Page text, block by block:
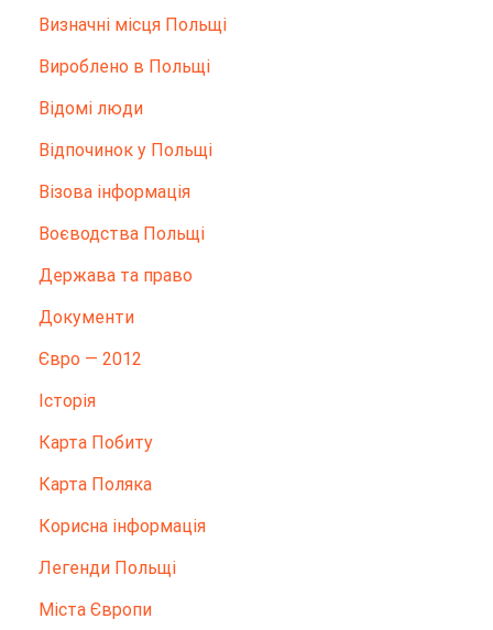
Визначні місця Польщі
Вироблено в Польщі
Відомі люди
Відпочинок у Польщі
Візова інформація
Воєводства Польщі
Держава та право
Документи
Євро — 2012
Історія
Карта Побиту
Карта Поляка
Корисна інформація
Легенди Польщі
Міста Європи